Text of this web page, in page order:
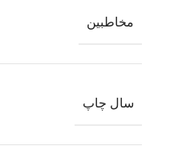
مخاطبین
سال چاپ